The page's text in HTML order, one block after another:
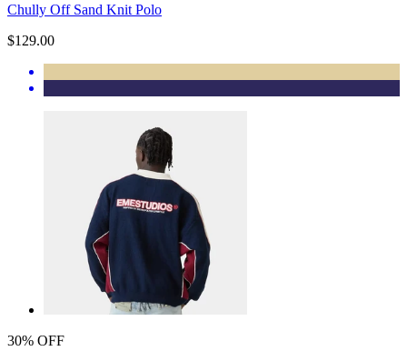
Chully Off Sand Knit Polo
$129.00
30% OFF